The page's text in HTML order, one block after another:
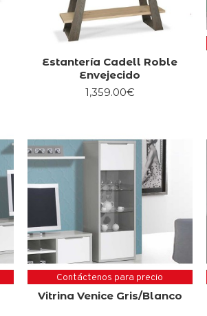
Estantería Cadell Roble
Envejecido
1,359.00€
Contáctenos para precio
Vitrina Venice Gris/Blanco